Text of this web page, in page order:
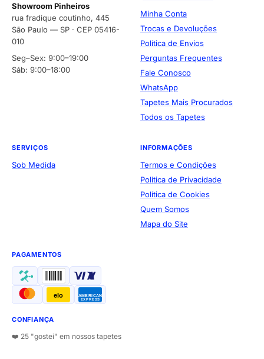
Showroom Pinheiros
rua fradique coutinho, 445
São Paulo — SP · CEP 05416-
010
Seg–Sex: 9:00–19:00
Sáb: 9:00–18:00
Minha Conta
Trocas e Devoluções
Política de Envios
Perguntas Frequentes
Fale Conosco
WhatsApp
Tapetes Mais Procurados
Todos os Tapetes
SERVIÇOS
Sob Medida
INFORMAÇÕES
Termos e Condições
Política de Privacidade
Política de Cookies
Quem Somos
Mapa do Site
PAGAMENTOS
elo AMERICAN
EXPRESS
CONFIANÇA
❤️ 25 "gostei" em nossos tapetes